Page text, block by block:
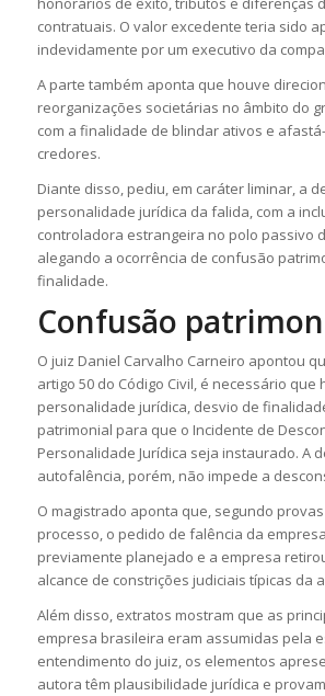
contratuais. O valor excedente teria sido
indevidamente por um executivo da
A parte também aponta que houve
reorganizações societárias no âmbito do
com a finalidade de blindar ativos e
credores.
Diante disso, pediu, em caráter liminar, a
personalidade jurídica da falida, com a
controladora estrangeira no polo passivo
alegando a ocorrência de confusão
finalidade.
Confusão
O juiz Daniel Carvalho Carneiro apontou
artigo 50 do Código Civil, é necessário que
personalidade jurídica, desvio de
patrimonial para que o Incidente de
Personalidade Jurídica seja instaurado. A
autofalência, porém, não impede a
O magistrado aponta que, segundo
processo, o pedido de falência da
previamente planejado e a empresa
alcance de constrições judiciais típicas da
Além disso, extratos mostram que as
empresa brasileira eram assumidas pela
entendimento do juiz, os elementos
autora têm plausibilidade jurídica e